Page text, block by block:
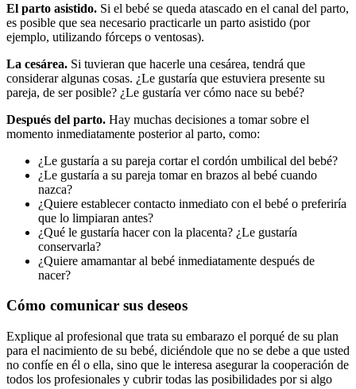
El parto asistido. Si el bebé se queda atascado en el canal del parto,
es posible que sea necesario practicarle un parto asistido (por
ejemplo, utilizando fórceps o ventosas).
La cesárea. Si tuvieran que hacerle una cesárea, tendrá que
considerar algunas cosas. ¿Le gustaría que estuviera presente su
pareja, de ser posible? ¿Le gustaría ver cómo nace su bebé?
Después del parto. Hay muchas decisiones a tomar sobre el
momento inmediatamente posterior al parto, como:
¿Le gustaría a su pareja cortar el cordón umbilical del bebé?
¿Le gustaría a su pareja tomar en brazos al bebé cuando
nazca?
¿Quiere establecer contacto inmediato con el bebé o preferiría
que lo limpiaran antes?
¿Qué le gustaría hacer con la placenta? ¿Le gustaría
conservarla?
¿Quiere amamantar al bebé inmediatamente después de
nacer?
Cómo comunicar sus deseos
Explique al profesional que trata su embarazo el porqué de su plan
para el nacimiento de su bebé, diciéndole que no se debe a que usted
no confíe en él o ella, sino que le interesa asegurar la cooperación de
todos los profesionales y cubrir todas las posibilidades por si algo